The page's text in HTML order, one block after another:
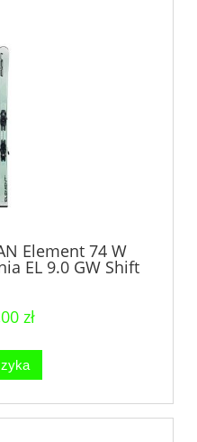
Element 74 W
EL 9.0 GW Shift
zł